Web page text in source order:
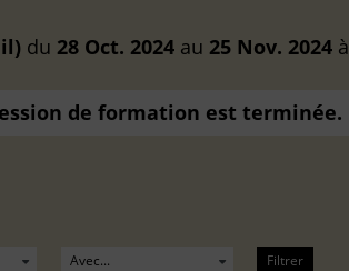
du 28 Oct. 2024 au 25 Nov. 2024 à
de formation est terminée.
Filtrer